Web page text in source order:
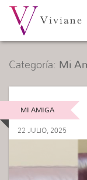
Categoría: Mi
MI AMIGA
22 JULIO, 2025